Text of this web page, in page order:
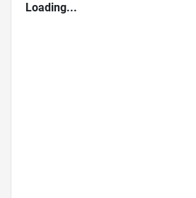
Loading...